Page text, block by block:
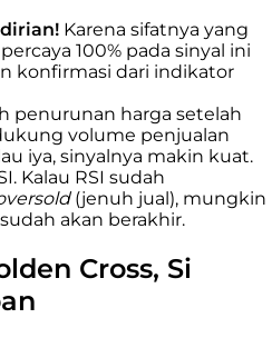
Karena sifatnya yang
100% pada sinyal ini
konfirmasi dari indikator
penurunan harga setelah
volume penjualan
iya, sinyalnya makin kuat.
Kalau RSI sudah
(jenuh jual), mungkin
akan berakhir.
Cross, Si